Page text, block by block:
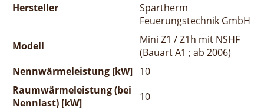
Hersteller
Spartherm
Feuerungstechnik GmbH
Modell
Mini Z1 / Z1h mit NSHF
(Bauart A1 ; ab 2006)
Nennwärmeleistung [kW] 10
Raumwärmeleistung (bei
Nennlast) [kW]
10